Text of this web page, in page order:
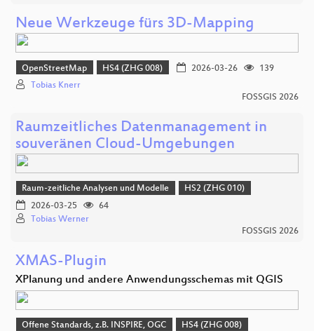
Neue Werkzeuge fürs 3D-Mapping
OpenStreetMap HS4 (ZHG 008) 2026-03-26
139
Tobias Knerr
FOSSGIS 2026
Raumzeitliches Datenmanagement in
souveränen Cloud-Umgebungen
Raum-zeitliche Analysen und Modelle
HS2 (ZHG 010)
2026-03-25
64
Tobias Werner
FOSSGIS 2026
XMAS-Plugin
XPlanung und andere Anwendungsschemas mit QGIS
Offene Standards, z.B. INSPIRE, OGC
HS4 (ZHG 008)